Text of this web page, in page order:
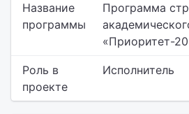
Название
программы
Программа
«Приоритет-
Роль в
проекте
Исполнитель